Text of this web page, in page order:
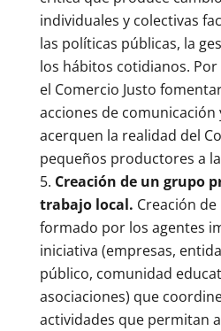
individuales y colectivas
las políticas públicas, la
los hábitos cotidianos.
el Comercio Justo
acciones de
acerquen la realidad del
pequeños productores a
Creación de un grupo
trabajo local. Creación
formado por los agentes
iniciativa (empresas,
público, comunidad
asociaciones) que
actividades que permitan